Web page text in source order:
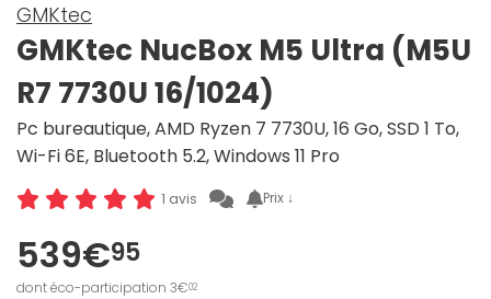
GMKtec
GMKtec NucBox M5 Ultra (M5U
R7 7730U 16/1024)
Pc bureautique, AMD Ryzen 7 7730U, 16 Go, SSD 1 To,
Wi-Fi 6E, Bluetooth 5.2, Windows 11 Pro
1 avis Prix ↓
539€95
dont éco-participation 3€02